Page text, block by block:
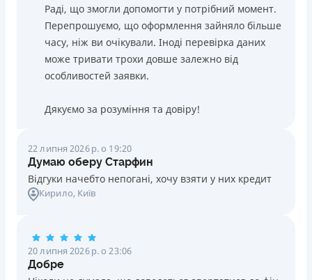
Раді, що змогли допомогти у потрібний момент.
Перепрошуємо, що оформлення зайняло більше
часу, ніж ви очікували. Іноді перевірка даних
може тривати трохи довше залежно від
особливостей заявки.
Дякуємо за розуміння та довіру!
22 липня 2026 р. о 19:20
Думаю оберу Старфин
Відгуки начебто непогані, хочу взяти у них кредит
Кирило, Київ
20 липня 2026 р. о 23:06
Добре